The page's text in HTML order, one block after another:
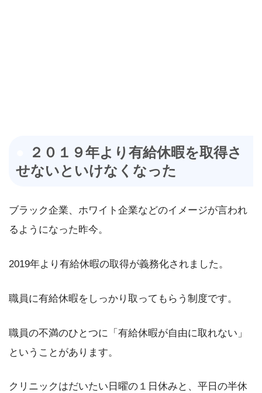
２０１９年より有給休暇を取得さ
せないといけなくなった
ブラック企業、ホワイト企業などのイメージが言われ
るようになった昨今。
2019年より有給休暇の取得が義務化されました。
職員に有給休暇をしっかり取ってもらう制度です。
職員の不満のひとつに「有給休暇が自由に取れない」
ということがあります。
クリニックはだいたい日曜の１日休みと、平日の半休